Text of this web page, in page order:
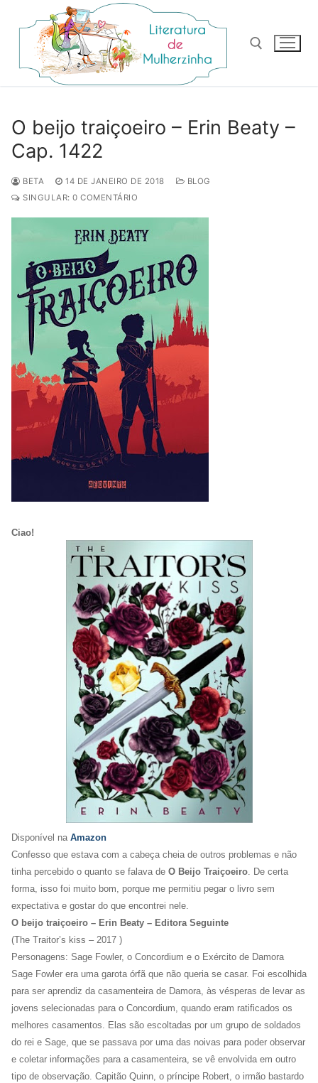
para
conteúdo
O beijo traiçoeiro – Erin Beaty –
Cap. 1422
BETA 14 DE JANEIRO DE 2018
BLOG
SINGULAR: 0 COMENTÁRIO
Ciao!
Disponível na Amazon
Confesso que estava com a cabeça cheia de outros problemas e não
tinha percebido o quanto se falava de O Beijo Traiçoeiro. De certa
forma, isso foi muito bom, porque me permitiu pegar o livro sem
expectativa e gostar do que encontrei nele.
O beijo traiçoeiro – Erin Beaty – Editora Seguinte
(The Traitor’s kiss – 2017 )
Personagens: Sage Fowler, o Concordium e o Exército de Damora
Sage Fowler era uma garota órfã que não queria se casar. Foi escolhida
para ser aprendiz da casamenteira de Damora, às vésperas de levar as
jovens selecionadas para o Concordium, quando eram ratificados os
melhores casamentos. Elas são escoltadas por um grupo de soldados
do rei e Sage, que se passava por uma das noivas para poder observar
e coletar informações para a casamenteira, se vê envolvida em outro
tipo de observação. Capitão Quinn, o príncipe Robert, o irmão bastardo